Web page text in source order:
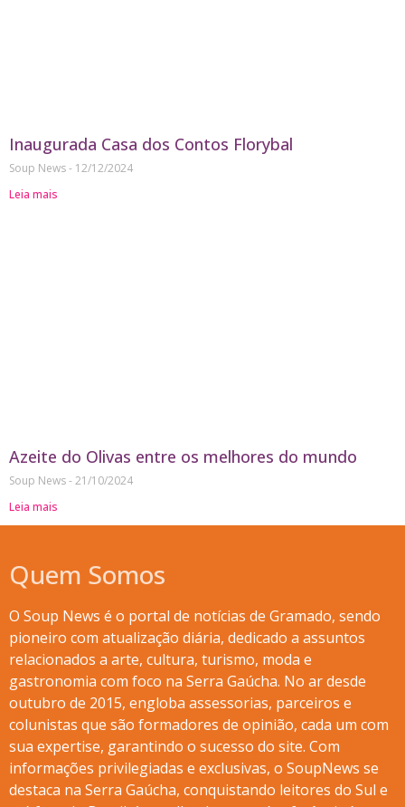
Inaugurada Casa dos Contos Florybal
Soup News
12/12/2024
Leia mais
Azeite do Olivas entre os melhores do mundo
Soup News 21/10/2024
Leia mais
Quem Somos
O Soup News é o portal de notícias de Gramado, sendo
pioneiro com atualização diária, dedicado a assuntos
relacionados a arte, cultura, turismo, moda e
gastronomia com foco na Serra Gaúcha. No ar desde
outubro de 2015, engloba assessorias, parceiros e
colunistas que são formadores de opinião, cada um com
sua expertise, garantindo o sucesso do site. Com
informações privilegiadas e exclusivas, o SoupNews se
destaca na Serra Gaúcha, conquistando leitores do Sul e